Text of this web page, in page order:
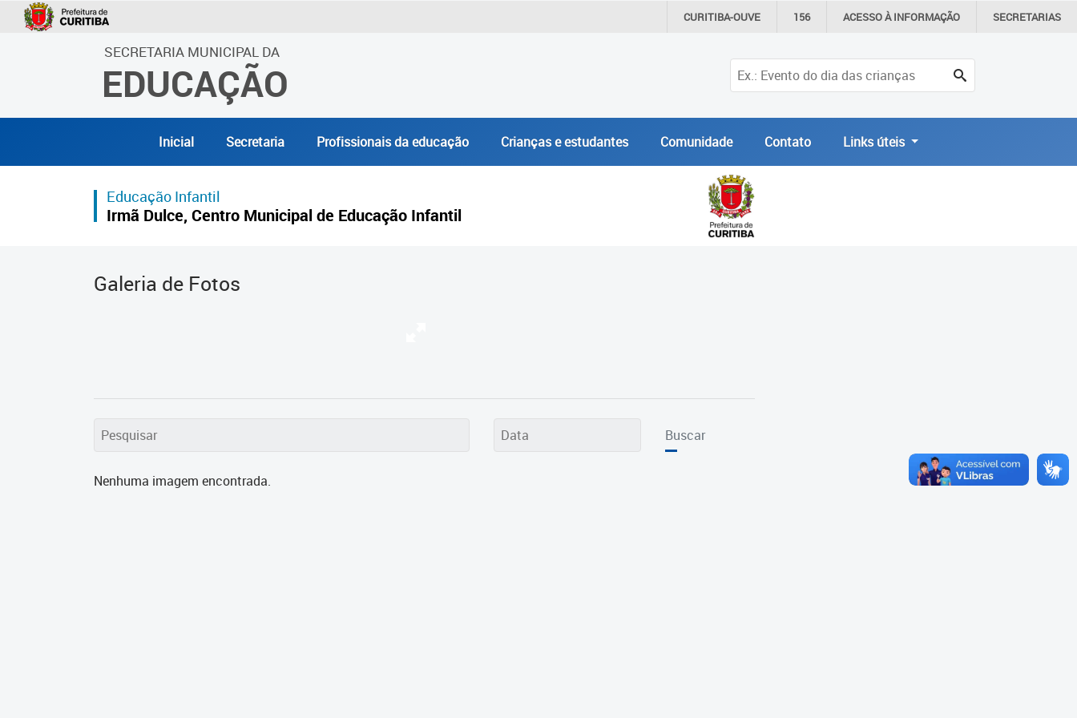
CURITIBA-OUVE 156 ACESSO ÀINFORMAÇÃO SECRETARIAS
SECRETARIA MUNICIPAL DA
EDUCAÇÃO
Inicial Secretaria Profissionais da educação Crianças e estudantes Comunidade Contato Links úteis
Educação Infantil
Irmã Dulce, Centro Municipal de Educação Infantil
Galeria de Fotos
Buscar
Nenhuma imagem encontrada.